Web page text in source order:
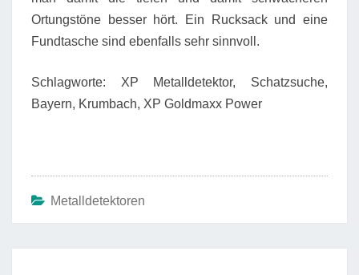
Ortungstöne besser hört. Ein Rucksack und eine
Fundtasche sind ebenfalls sehr sinnvoll.
Schlagworte: XP Metalldetektor, Schatzsuche,
Bayern, Krumbach, XP Goldmaxx Power
Metalldetektoren